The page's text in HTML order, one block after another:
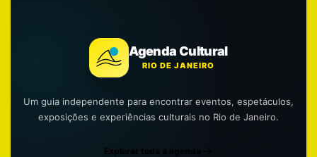
Agenda Cultural
RIO DE JANEIRO
Um guia independente para encontrar eventos, espetáculos,
exposições e experiências culturais no Rio de Janeiro.
Explorar toda a agenda